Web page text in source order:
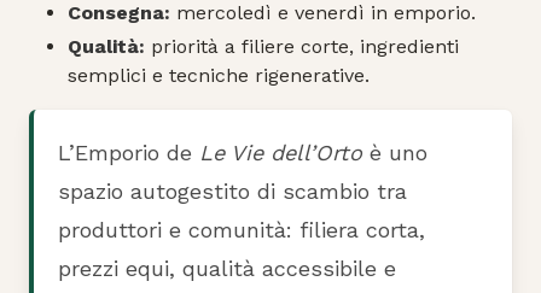
Consegna: mercoledì e venerdì in emporio.
Qualità: priorità a filiere corte, ingredienti
semplici e tecniche rigenerative.
L’Emporio de Le Vie dell’Orto è uno
spazio autogestito di scambio tra
produttori e comunità: filiera corta,
prezzi equi, qualità accessibile e